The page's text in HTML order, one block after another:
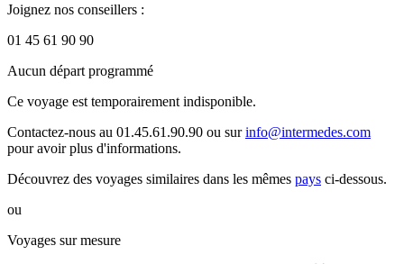
Joignez nos conseillers :
01 45 61 90 90
Aucun départ programmé
Ce voyage est temporairement indisponible.
Contactez-nous au 01.45.61.90.90 ou surinfo@intermedes.com
pour avoir plus d'informations.
Découvrez des voyages similaires dans les mêmes pays ci-dessous.
ou
Voyages sur mesure